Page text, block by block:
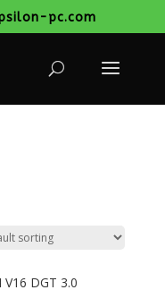
pc.com
V16 DGT 3.0